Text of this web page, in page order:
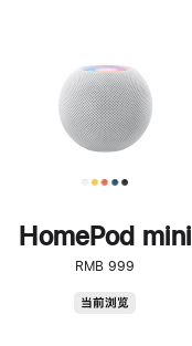
HomePod mini
RMB 999
当前浏览